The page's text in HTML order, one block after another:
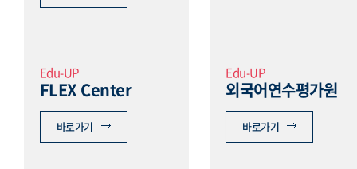
Edu-UP
FLEX Center
바로가기
Edu-UP
외국어연수평가원
바로가기